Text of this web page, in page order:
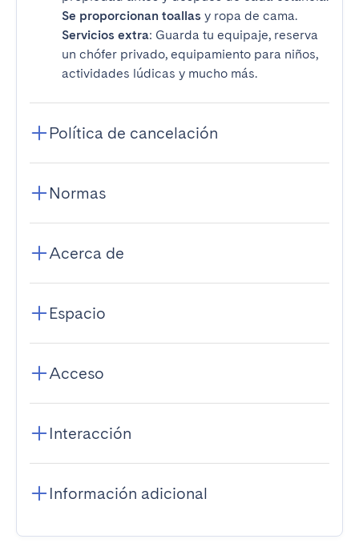
Se proporcionan toallas y ropa de cama.
Servicios extra: Guarda tu equipaje, reserva
un chófer privado, equipamiento para niños,
actividades lúdicas y mucho más.
Política de cancelación
Normas
Acerca de
Espacio
Acceso
Interacción
Información adicional